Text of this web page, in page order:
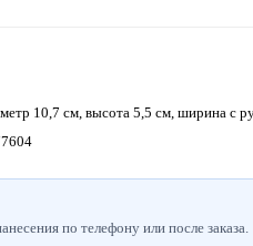
10,7 см, высота 5,5 см, ширина с
по телефону или после заказа.